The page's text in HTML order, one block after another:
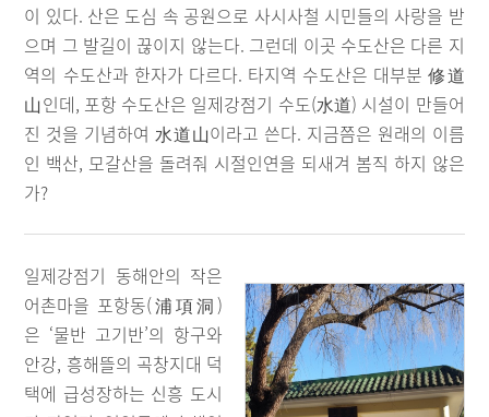
이 있다. 산은 도심 속 공원으로 사시사철 시민들의 사랑을 받
으며 그 발길이 끊이지 않는다. 그런데 이곳 수도산은 다른 지
역의 수도산과 한자가 다르다. 타지역 수도산은 대부분 修道
山인데, 포항 수도산은 일제강점기 수도(水道) 시설이 만들어
진 것을 기념하여 水道山이라고 쓴다. 지금쯤은 원래의 이름
인 백산, 모갈산을 돌려줘 시절인연을 되새겨 봄직 하지 않은
가?
일제강점기 동해안의 작은
어촌마을 포항동(浦項洞)
은 ‘물반 고기반’의 항구와
안강, 흥해뜰의 곡창지대 덕
택에 급성장하는 신흥 도시